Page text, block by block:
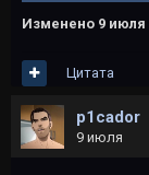
Изменено 9 июля
Цитата
p1cador
9 июля